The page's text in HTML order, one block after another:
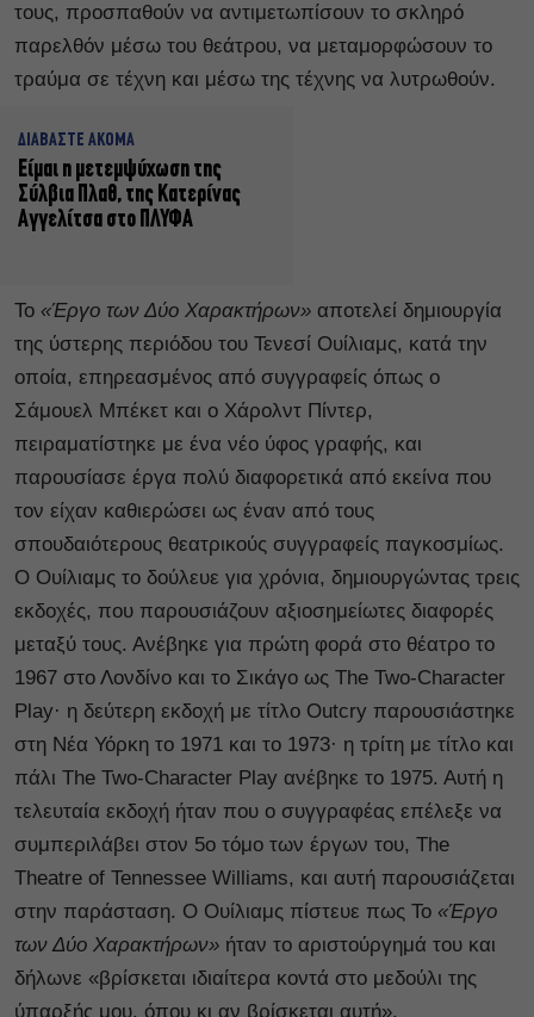
τους, προσπαθούν να αντιμετωπίσουν το σκληρό
παρελθόν μέσω του θεάτρου, να μεταμορφώσουν το
τραύμα σε τέχνη και μέσω της τέχνης να λυτρωθούν.
ΔΙΑΒΑΣΤΕ ΑΚΟΜΑ
Είμαι η μετεμψύχωση της
Σύλβια Πλαθ, της Κατερίνας
Αγγελίτσα στο ΠΛΥΦΑ
Το «Έργο των Δύο Χαρακτήρων» αποτελεί δημιουργία
της ύστερης περιόδου του Τενεσί Ουίλιαμς, κατά την
οποία, επηρεασμένος από συγγραφείς όπως ο
Σάμουελ Μπέκετ και ο Χάρολντ Πίντερ,
πειραματίστηκε με ένα νέο ύφος γραφής, και
παρουσίασε έργα πολύ διαφορετικά από εκείνα που
τον είχαν καθιερώσει ως έναν από τους
σπουδαιότερους θεατρικούς συγγραφείς παγκοσμίως.
Ο Ουίλιαμς το δούλευε για χρόνια, δημιουργώντας τρεις
εκδοχές, που παρουσιάζουν αξιοσημείωτες διαφορές
μεταξύ τους. Ανέβηκε για πρώτη φορά στο θέατρο το
1967 στο Λονδίνο και το Σικάγο ως The Two-Character
Play· η δεύτερη εκδοχή με τίτλο Outcry παρουσιάστηκε
στη Νέα Υόρκη το 1971 και το 1973· η τρίτη με τίτλο και
πάλι The Two-Character Play ανέβηκε το 1975. Αυτή η
τελευταία εκδοχή ήταν που ο συγγραφέας επέλεξε να
συμπεριλάβει στον 5ο τόμο των έργων του, The
Theatre of Tennessee Williams, και αυτή παρουσιάζεται
στην παράσταση. Ο Ουίλιαμς πίστευε πως Το «Έργο
των Δύο Χαρακτήρων» ήταν το αριστούργημά του και
δήλωνε «βρίσκεται ιδιαίτερα κοντά στο μεδούλι της
ύπαρξής μου, όπου κι αν βρίσκεται αυτή».